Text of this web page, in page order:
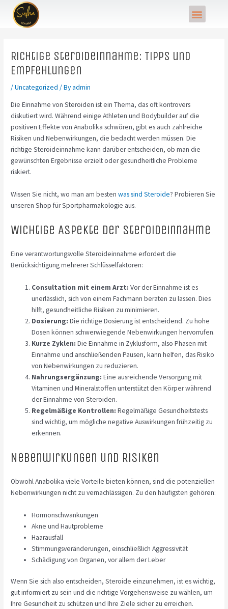
content
Menu
Richtige Steroideinnahme: Tipps und
Empfehlungen
/Uncategorized / Byadmin
Die Einnahme von Steroiden ist ein Thema, das oft kontrovers
diskutiert wird. Während einige Athleten und Bodybuilder auf die
positiven Effekte von Anabolika schwören, gibt es auch zahlreiche
Risiken und Nebenwirkungen, die bedacht werden müssen. Die
richtige Steroideinnahme kann darüber entscheiden, ob man die
gewünschten Ergebnisse erzielt oder gesundheitliche Probleme
riskiert.
Wissen Sie nicht, wo man am bestenwas sind Steroide? Probieren Sie
unseren Shop für Sportpharmakologie aus.
Wichtige Aspekte der Steroideinnahme
Eine verantwortungsvolle Steroideinnahme erfordert die
Berücksichtigung mehrerer Schlüsselfaktoren:
Consultation mit einem Arzt: Vor der Einnahme ist es
unerlässlich, sich von einem Fachmann beraten zu lassen. Dies
hilft, gesundheitliche Risiken zu minimieren.
Dosierung: Die richtige Dosierung ist entscheidend. Zu hohe
Dosen können schwerwiegende Nebenwirkungen hervorrufen.
Kurze Zyklen: Die Einnahme in Zyklusform, also Phasen mit
Einnahme und anschließenden Pausen, kann helfen, das Risiko
von Nebenwirkungen zu reduzieren.
Nahrungsergänzung: Eine ausreichende Versorgung mit
Vitaminen und Mineralstoffen unterstützt den Körper während
der Einnahme von Steroiden.
Regelmäßige Kontrollen: Regelmäßige Gesundheitstests
sind wichtig, um mögliche negative Auswirkungen frühzeitig zu
erkennen.
Nebenwirkungen und Risiken
Obwohl Anabolika viele Vorteile bieten können, sind die potenziellen
Nebenwirkungen nicht zu vernachlässigen. Zu den häufigsten gehören:
Hormonschwankungen
Akne und Hautprobleme
Haarausfall
Stimmungsveränderungen, einschließlich Aggressivität
Schädigung von Organen, vor allem der Leber
Wenn Sie sich also entscheiden, Steroide einzunehmen, ist es wichtig,
gut informiert zu sein und die richtige Vorgehensweise zu wählen, um
Ihre Gesundheit zu schützen und Ihre Ziele sicher zu erreichen.
Post
navigation